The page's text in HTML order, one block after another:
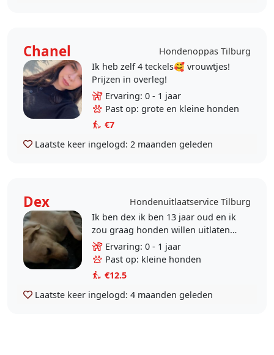
Chanel
Hondenoppas Tilburg
Ik heb zelf 4 teckels🥰 vrouwtjes!
Prijzen in overleg!
Ervaring: 0 - 1 jaar
Past op: grote en kleine honden
€7
Laatste keer ingelogd: 2 maanden geleden
Dex
Hondenuitlaatservice Tilburg
Ik ben dex ik ben 13 jaar oud en ik
zou graag honden willen uitlaten
omdat ik het leuk vind en er heel
rustig van kan worden een grote
honden..
Ervaring: 0 - 1 jaar
Past op: kleine honden
€12.5
Laatste keer ingelogd: 4 maanden geleden